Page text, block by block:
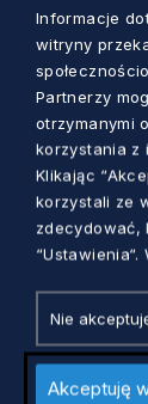
Dorota
Urząd
Informacje
witryny
Partnerzy
otrzymanymi
korzystania z
Klikając
korzystali ze
zdecydować,
Nie
Akceptuję